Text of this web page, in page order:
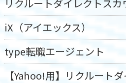
リクルートダイレクトスカ
iX（アイエックス）
type転職エージェント
【Yahoo!用】リクルート